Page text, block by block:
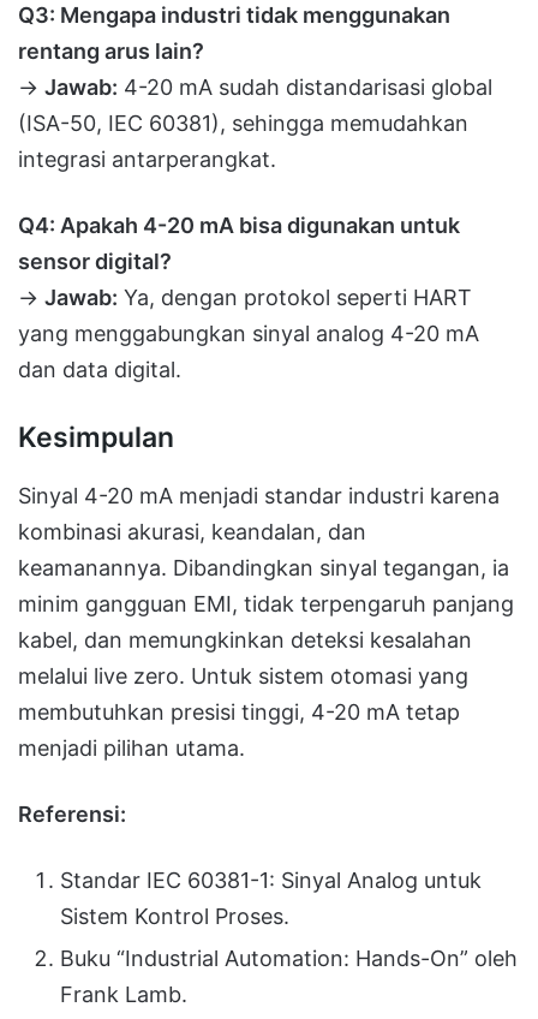
Q3: Mengapa industri tidak menggunakan
rentang arus lain?
→ Jawab: 4-20 mA sudah distandarisasi global
(ISA-50, IEC 60381), sehingga memudahkan
integrasi antarperangkat.
Q4: Apakah 4-20 mA bisa digunakan untuk
sensor digital?
→ Jawab: Ya, dengan protokol seperti HART
yang menggabungkan sinyal analog 4-20 mA
dan data digital.
Kesimpulan
Sinyal 4-20 mA menjadi standar industri karena
kombinasi akurasi, keandalan, dan
keamanannya. Dibandingkan sinyal tegangan, ia
minim gangguan EMI, tidak terpengaruh panjang
kabel, dan memungkinkan deteksi kesalahan
melalui live zero. Untuk sistem otomasi yang
membutuhkan presisi tinggi, 4-20 mA tetap
menjadi pilihan utama.
Referensi:
Standar IEC 60381-1: Sinyal Analog untuk
Sistem Kontrol Proses.
Buku “Industrial Automation: Hands-On” oleh
Frank Lamb.